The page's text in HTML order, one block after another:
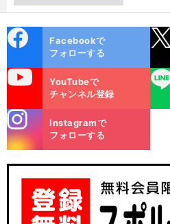
ok
Facebookで
フォローする
YouTubeで
チャンネル登録
LINE
m
Instagramで
フォローする